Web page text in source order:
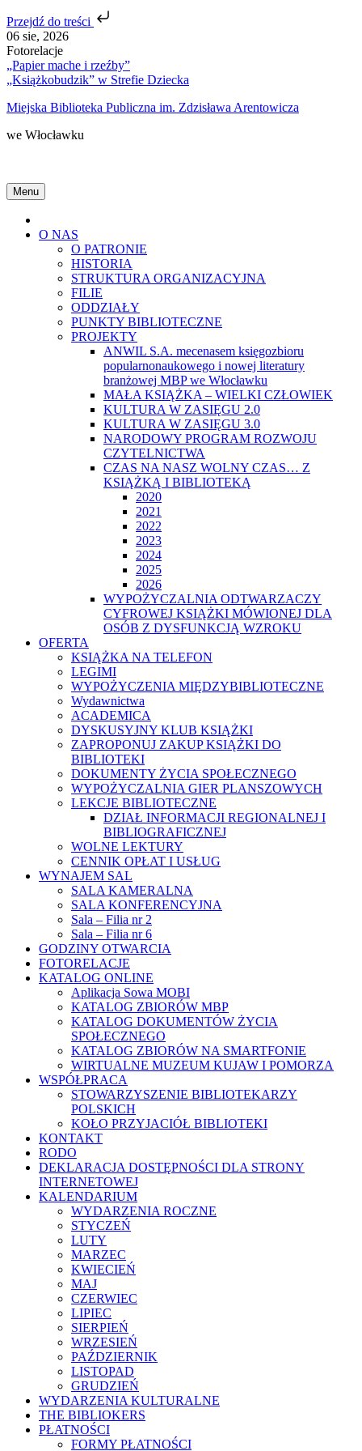
Przejdź do treści
Skip
to
content
06 sie, 2026
Fotorelacje
„Papier mache i rzeźby”
„Książkobudzik” w Strefie Dziecka
Miejska Biblioteka Publiczna im. Zdzisława Arentowicza
we Włocławku
Menu
O NAS
O PATRONIE
HISTORIA
STRUKTURA ORGANIZACYJNA
FILIE
ODDZIAŁY
PUNKTY BIBLIOTECZNE
PROJEKTY
ANWIL S.A. mecenasem księgozbioru
popularnonaukowego i nowej literatury
branżowej MBP we Włocławku
MAŁA KSIĄŻKA – WIELKI CZŁOWIEK
KULTURA W ZASIĘGU 2.0
KULTURA W ZASIĘGU 3.0
NARODOWY PROGRAM ROZWOJU
CZYTELNICTWA
CZAS NA NASZ WOLNY CZAS… Z
KSIĄŻKĄ I BIBLIOTEKĄ
2020
2021
2022
2023
2024
2025
2026
WYPOŻYCZALNIA ODTWARZACZY
CYFROWEJ KSIĄŻKI MÓWIONEJ DLA
OSÓB Z DYSFUNKCJĄ WZROKU
OFERTA
KSIĄŻKA NA TELEFON
LEGIMI
WYPOŻYCZENIA MIĘDZYBIBLIOTECZNE
Wydawnictwa
ACADEMICA
DYSKUSYJNY KLUB KSIĄŻKI
ZAPROPONUJ ZAKUP KSIĄŻKI DO
BIBLIOTEKI
DOKUMENTY ŻYCIA SPOŁECZNEGO
WYPOŻYCZALNIA GIER PLANSZOWYCH
LEKCJE BIBLIOTECZNE
DZIAŁ INFORMACJI REGIONALNEJ I
BIBLIOGRAFICZNEJ
WOLNE LEKTURY
CENNIK OPŁAT I USŁUG
WYNAJEM SAL
SALA KAMERALNA
SALA KONFERENCYJNA
Sala – Filia nr 2
Sala – Filia nr 6
GODZINY OTWARCIA
FOTORELACJE
KATALOG ONLINE
Aplikacja Sowa MOBI
KATALOG ZBIORÓW MBP
KATALOG DOKUMENTÓW ŻYCIA
SPOŁECZNEGO
KATALOG ZBIORÓW NA SMARTFONIE
WIRTUALNE MUZEUM KUJAW I POMORZA
WSPÓŁPRACA
STOWARZYSZENIE BIBLIOTEKARZY
POLSKICH
KOŁO PRZYJACIÓŁ BIBLIOTEKI
KONTAKT
RODO
DEKLARACJA DOSTĘPNOŚCI DLA STRONY
INTERNETOWEJ
KALENDARIUM
WYDARZENIA ROCZNE
STYCZEŃ
LUTY
MARZEC
KWIECIEŃ
MAJ
CZERWIEC
LIPIEC
SIERPIEŃ
WRZESIEŃ
PAŹDZIERNIK
LISTOPAD
GRUDZIEŃ
WYDARZENIA KULTURALNE
THE BIBLIOKERS
PŁATNOŚCI
FORMY PŁATNOŚCI